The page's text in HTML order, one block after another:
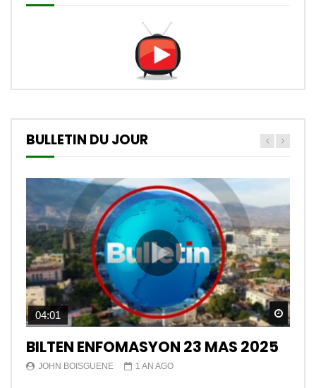
BULLETIN DU JOUR
04:01
BILTEN ENFOMASYON 23 MAS 2025
JOHN BOISGUENE 1 AN AGO